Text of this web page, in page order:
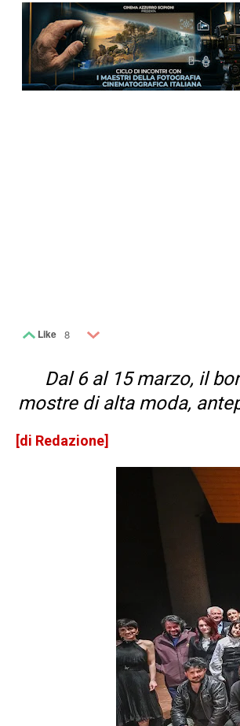
Like 8
Dal 6 al 15 marzo, il
mostre di alta moda,
[di Redazione]